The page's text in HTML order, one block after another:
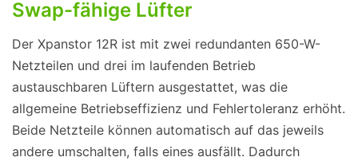
Swap-fähige Lüfter
Der Xpanstor 12R ist mit zwei redundanten 650-W-
Netzteilen und drei im laufenden Betrieb
austauschbaren Lüftern ausgestattet, was die
allgemeine Betriebseffizienz und Fehlertoleranz erhöht.
Beide Netzteile können automatisch auf das jeweils
andere umschalten, falls eines ausfällt. Dadurch